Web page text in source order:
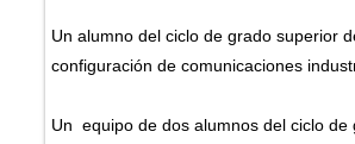
Un alumno del ciclo de grado superior
configuración de comunicaciones
Un equipo de dos alumnos del ciclo de